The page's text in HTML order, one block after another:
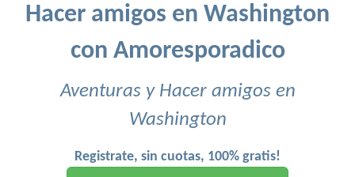
Hacer amigos en Washington
con Amoresporadico
Aventuras y Hacer amigos en
Washington
Registrate, sin cuotas, 100% gratis!